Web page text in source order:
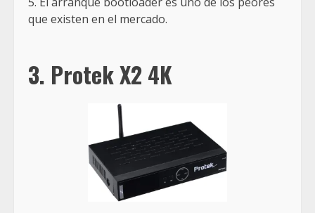
que existen en el mercado.
3. Protek X2 4K